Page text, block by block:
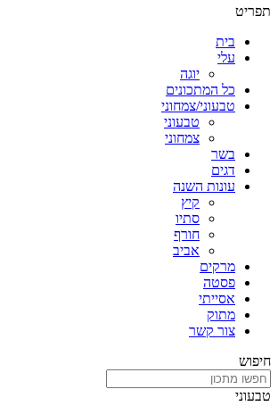
תפריט
בית
עלי
יוגה
כל המתכונים
טבעוני/צמחוני
טבעוני
צמחוני
בשר
דגים
עונות השנה
קיץ
סתיו
חורף
אביב
מרקים
פסטה
אסייתי
מתוק
צור קשר
חיפוש
טבעוני